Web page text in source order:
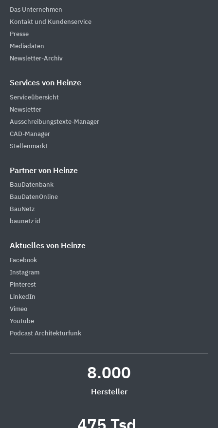
Das Unternehmen
Kontakt und Kundenservice
Presse
Mediadaten
Newsletter-Archiv
Services von Heinze
Serviceübersicht
Newsletter
Ausschreibungstexte-Manager
CAD-Manager
Stellenmarkt
Partner von Heinze
BauDatenbank
BauDatenOnline
BauNetz
baunetz id
Aktuelles von Heinze
Facebook
Instagram
Pinterest
LinkedIn
Vimeo
Youtube
Podcast Architekturfunk
8.000
Hersteller